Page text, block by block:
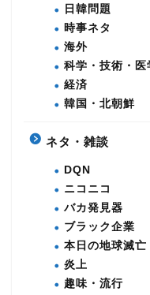
日韓問題
時事ネタ
海外
科学・技術・医
経済
韓国・北朝鮮
ネタ・雑談
DQN
ニコニコ
バカ発見器
ブラック企業
本日の地球滅亡
炎上
趣味・流行